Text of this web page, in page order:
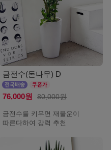
금전수(돈나무) D
76,000원 80,000원
금전수를 키우면 재물운이
따른다하여 강력 추천